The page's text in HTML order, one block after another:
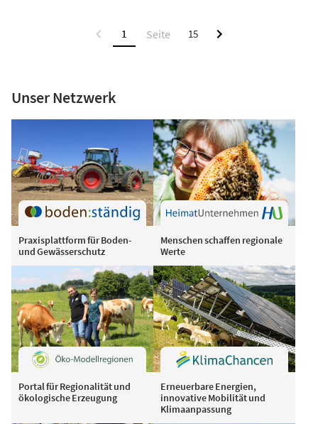
1 15
Unser Netzwerk
Praxisplattform für Boden-
und Gewässerschutz
Menschen schaffen regionale
Werte
Portal für Regionalität und
ökologische Erzeugung
Erneuerbare Energien,
innovative Mobilität und
Klimaanpassung